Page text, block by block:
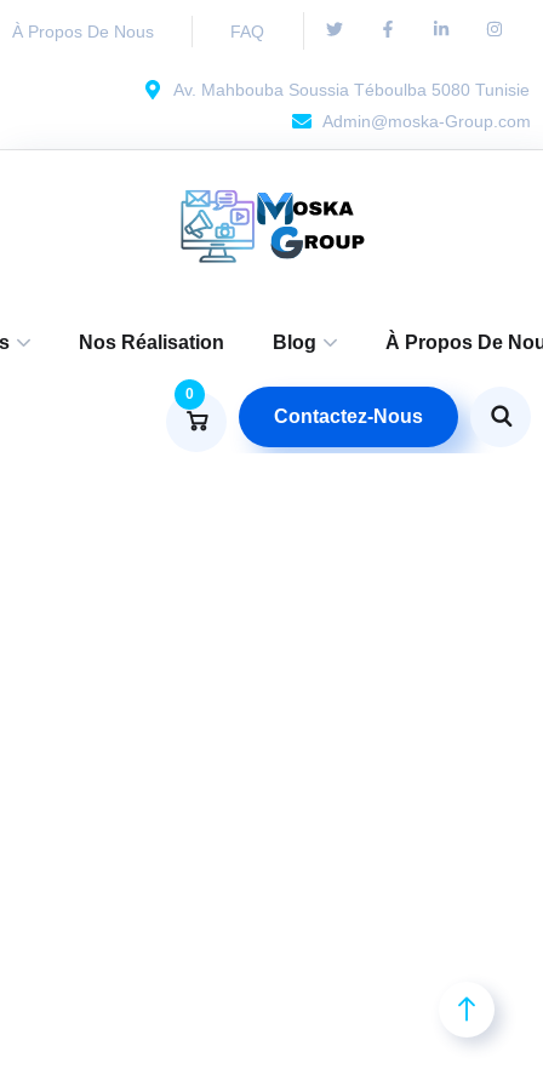
À Propos De Nous FAQ
Av. Mahbouba Soussia Téboulba 5080 Tunisie
Admin@moska-Group.com
Nos Réalisation Blog À Propos De
0
Contactez-Nous